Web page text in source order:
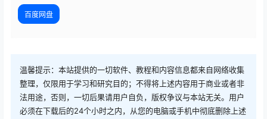
百度网盘
温馨提示：本站提供的一切软件、教程和内容信息都来自网络收集
整理，仅限用于学习和研究目的；不得将上述内容用于商业或者非
法用途，否则，一切后果请用户自负，版权争议与本站无关。用户
必须在下载后的24个小时之内，从您的电脑或手机中彻底删除上述